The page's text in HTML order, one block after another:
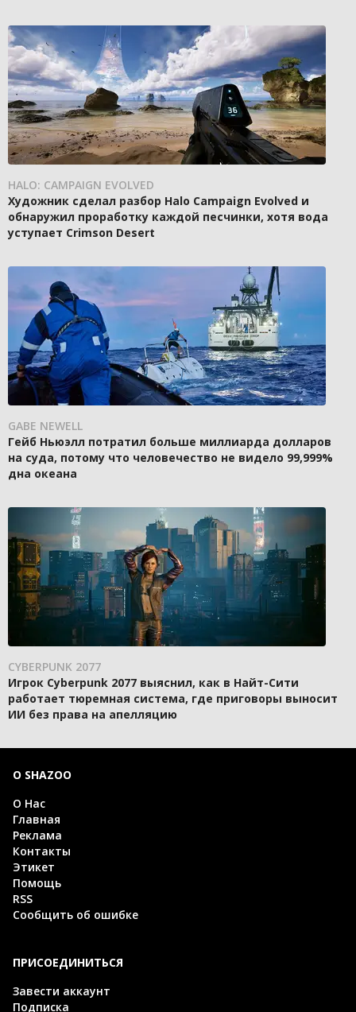
HALO: CAMPAIGN EVOLVED
Художник сделал разбор Halo Campaign Evolved и
обнаружил проработку каждой песчинки, хотя вода
уступает Crimson Desert
GABE NEWELL
Гейб Ньюэлл потратил больше миллиарда долларов
на суда, потому что человечество не видело 99,999%
дна океана
CYBERPUNK 2077
Игрок Cyberpunk 2077 выяснил, как в Найт-Сити
работает тюремная система, где приговоры выносит
ИИ без права на апелляцию
О SHAZOO
О Нас
Главная
Реклама
Контакты
Этикет
Помощь
RSS
Сообщить об ошибке
ПРИСОЕДИНИТЬСЯ
Завести аккаунт
Подписка